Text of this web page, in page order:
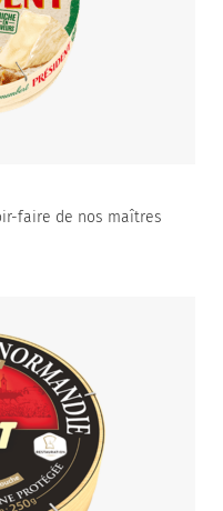
faire de nos maîtres